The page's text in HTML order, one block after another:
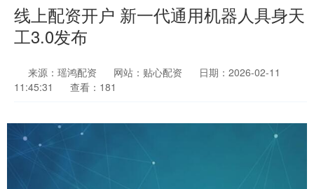
线上配资开户 新一代通用机器人具身天
工3.0发布
来源：瑶鸿配资 网站：贴心配资
日期：2026-02-11
11:45:31
查看：181